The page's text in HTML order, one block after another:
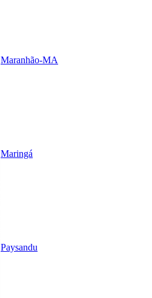
Maranhão-MA
Maringá
Paysandu